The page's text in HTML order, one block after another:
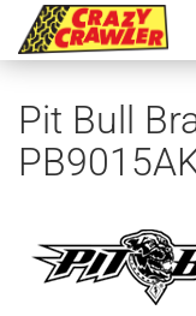
Pit Bull